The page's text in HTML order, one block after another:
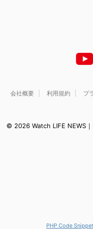
会社概要 利用規約 プ
© 2026 Watch LIFE NEWS
PHP Code